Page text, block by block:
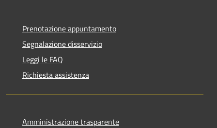
Prenotazione appuntamento
Segnalazione disservizio
Leggi le FAQ
Richiesta assistenza
Amministrazione trasparente